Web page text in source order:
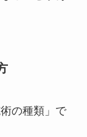
の種類」で